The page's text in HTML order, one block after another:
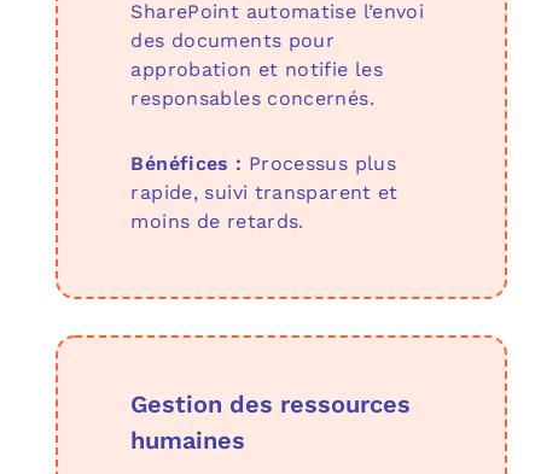
SharePoint automatise l’envoi
des documents pour
approbation et notifie les
responsables concernés.
Bénéfices : Processus plus
rapide, suivi transparent et
moins de retards.
Gestion des ressources
humaines